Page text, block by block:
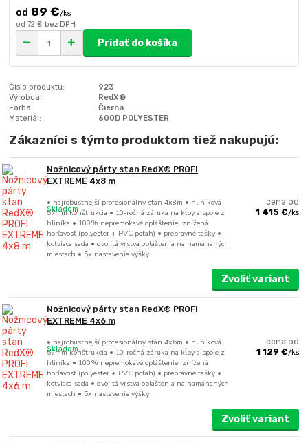
89 €/ks
od 72 € bez DPH
Pridať do košíka
Číslo produktu:
923
Výrobca:
RedX®
Farba:
Čierna
Materiál:
600D POLYESTER
Zákazníci s týmto produktom tiež nakupujú:
Nožnicový párty stan RedX® PROFI
EXTREME 4x8 m
• najrobustnejší profesionálny stan 4x8m • hliníková
57mm konštrukcia • 10-ročná záruka na kĺby a spoje z
hliníka • 100% nepremokavé opláštenie, znížená
horľavosť (polyester + PVC poťah) • prepravné tašky •
kotviaca sada • dvojitá vrstva opláštenia na namáhaných
miestach • 5x nastavenie výšky
cena od
1 415 €/ks
Skladom
Zvoliť variant
Nožnicový párty stan RedX® PROFI
EXTREME 4x6 m
• najrobustnejší profesionálny stan 4x6m • hliníková
57mm konštrukcia • 10-ročná záruka na kĺby a spoje z
hliníka • 100% nepremokavé opláštenie, znížená
horľavosť (polyester + PVC poťah) • prepravné tašky •
kotviaca sada • dvojitá vrstva opláštenia na namáhaných
miestach • 5x nastavenie výšky
cena od
1 129 €/ks
Skladom
Zvoliť variant